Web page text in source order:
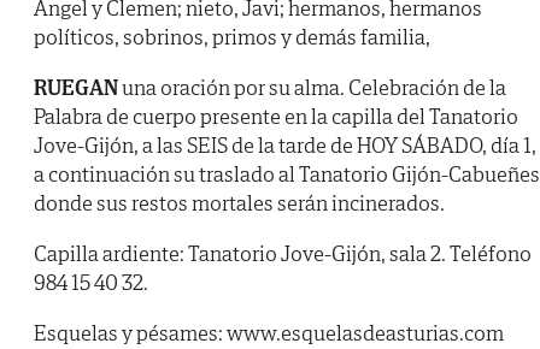
Ángel y Clemen; nieto, Javi; hermanos, hermanos
políticos, sobrinos, primos y demás familia,
RUEGANuna oración por su alma. Celebración de la
Palabra de cuerpo presente en la capilla del Tanatorio
Jove-Gijón, a las SEIS de la tarde de HOY SÁBADO, día
a continuación su traslado al Tanatorio Gijón-
donde sus restos mortales serán incinerados.
Capilla ardiente: Tanatorio Jove-Gijón, sala 2. Teléfono
984 15 40 32.
Esquelas y pésames: www.esquelasdeasturias.com